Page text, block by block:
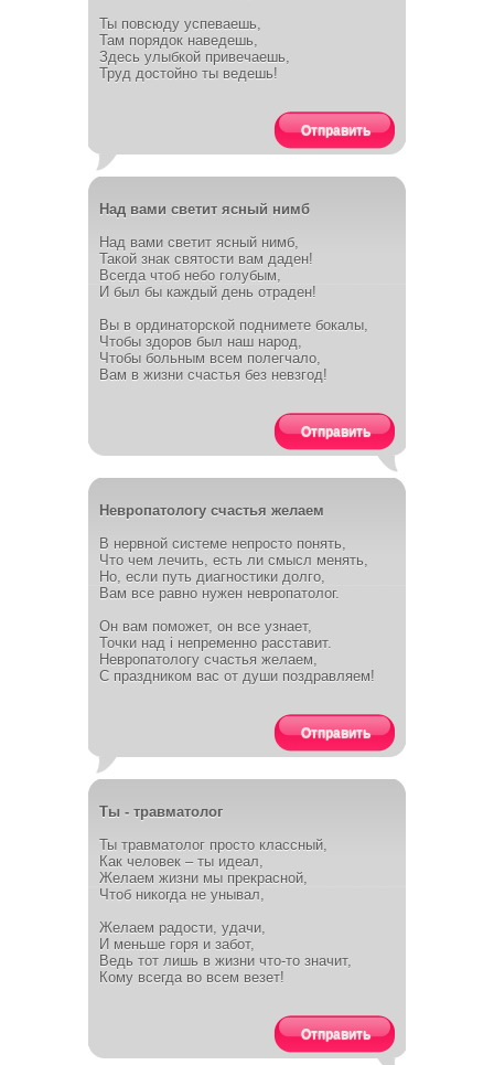
Ты повсюду успеваешь,
Там порядок наведешь,
Здесь улыбкой привечаешь,
Труд достойно ты ведешь!
Отправить
Над вами светит ясный нимб
Над вами светит ясный нимб,
Такой знак святости вам даден!
Всегда чтоб небо голубым,
И был бы каждый день отраден!
Вы в ординаторской поднимете бокалы,
Чтобы здоров был наш народ,
Чтобы больным всем полегчало,
Вам в жизни счастья без невзгод!
Отправить
Невропатологу счастья желаем
В нервной системе непросто понять,
Что чем лечить, есть ли смысл менять,
Но, если путь диагностики долго,
Вам все равно нужен невропатолог.
Он вам поможет, он все узнает,
Точки над i непременно расставит.
Невропатологу счастья желаем,
С праздником вас от души поздравляем!
Отправить
Ты - травматолог
Ты травматолог просто классный,
Как человек – ты идеал,
Желаем жизни мы прекрасной,
Чтоб никогда не унывал,
Желаем радости, удачи,
И меньше горя и забот,
Ведь тот лишь в жизни что-то значит,
Кому всегда во всем везет!
Отправить